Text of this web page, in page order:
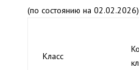
(по состоянию на 02.02.2026)
Класс